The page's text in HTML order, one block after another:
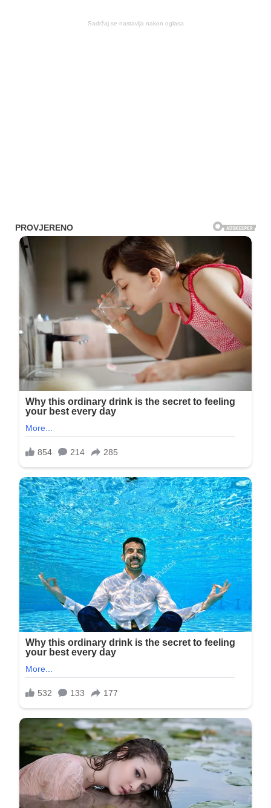
Sadržaj se nastavlja nakon oglasa